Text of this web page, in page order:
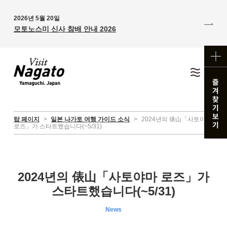
2026년 5월 20일
모토노스미 신사 참배 안내 2026
탑 페이지 > 일본 나가토 여행 가이드 소식 > 2024년의 俵山「사토야마
로즈」가 스타트했습니다(~5/31)
2024년의 俵山「사토야마 로즈」가
스타트했습니다(~5/31)
News